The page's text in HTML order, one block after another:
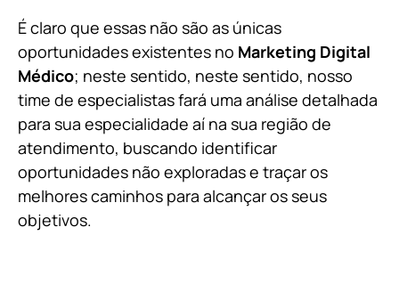
É claro que essas não são as únicas
oportunidades existentes no Marketing Digital
Médico; neste sentido, neste sentido, nosso
time de especialistas fará uma análise detalhada
para sua especialidade aí na sua região de
atendimento, buscando identificar
oportunidades não exploradas e traçar os
melhores caminhos para alcançar os seus
objetivos.